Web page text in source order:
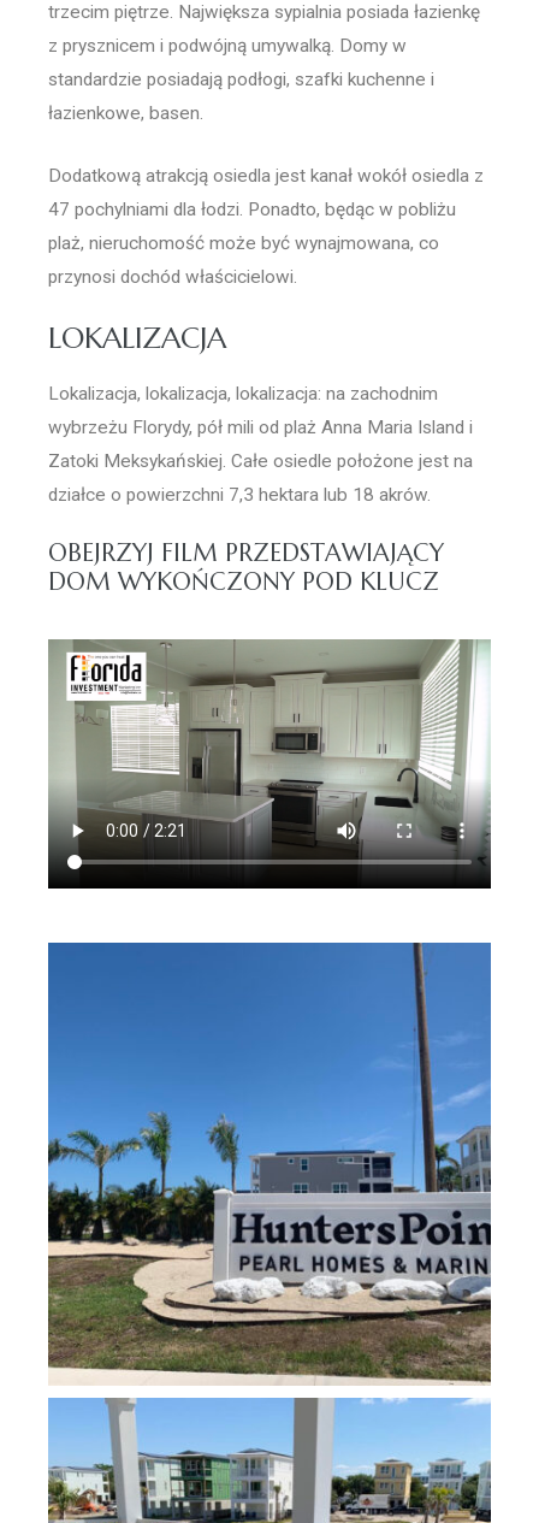
trzecim piętrze. Największa sypialnia posiada łazienkę
z prysznicem i podwójną umywalką. Domy w
standardzie posiadają podłogi, szafki kuchenne i
łazienkowe, basen.
Dodatkową atrakcją osiedla jest kanał wokół osiedla z
47 pochylniami dla łodzi. Ponadto, będąc w pobliżu
plaż, nieruchomość może być wynajmowana, co
przynosi dochód właścicielowi.
LOKALIZACJA
Lokalizacja, lokalizacja, lokalizacja: na zachodnim
wybrzeżu Florydy, pół mili od plaż Anna Maria Island i
Zatoki Meksykańskiej. Całe osiedle położone jest na
działce o powierzchni 7,3 hektara lub 18 akrów.
OBEJRZYJ FILM PRZEDSTAWIAJĄCY
DOM WYKOŃCZONY POD KLUCZ